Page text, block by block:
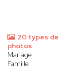
20 types de
photos
Mariage
Famille